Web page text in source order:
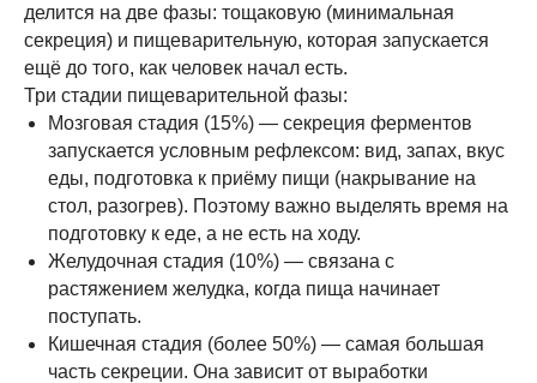
делится на две фазы: тощаковую (минимальная
секреция) и пищеварительную, которая запускается
ещё до того, как человек начал есть.
Три стадии пищеварительной фазы:
Мозговая стадия (15%) — секреция ферментов
запускается условным рефлексом: вид, запах, вкус
еды, подготовка к приёму пищи (накрывание на
стол, разогрев). Поэтому важно выделять время на
подготовку к еде, а не есть на ходу.
Желудочная стадия (10%) — связана с
растяжением желудка, когда пища начинает
поступать.
Кишечная стадия (более 50%) — самая большая
часть секреции. Она зависит от выработки